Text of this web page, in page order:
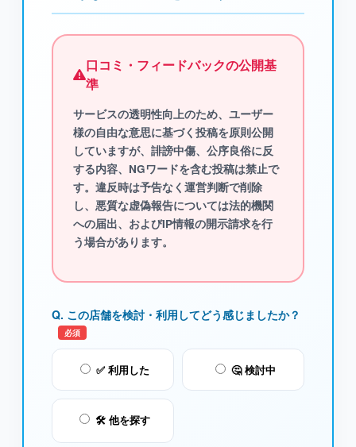
口コミ・フィードバックの公開基
準
サービスの透明性向上のため、ユーザー
様の自由な意思に基づく投稿を原則公開
していますが、 誹謗中傷、公序良俗に反
する内容、NGワードを含む投稿は禁止で
す。違反時は予告なく運営判断で削除
し、悪質な虚偽報告については法的機関
への届出、およびIP情報の開示請求を行
う場合があります。
Q. この店舗を検討・利用してどう感じましたか？
必須
✅ 利用した 🤔 検討中
🛠️ 他を探す